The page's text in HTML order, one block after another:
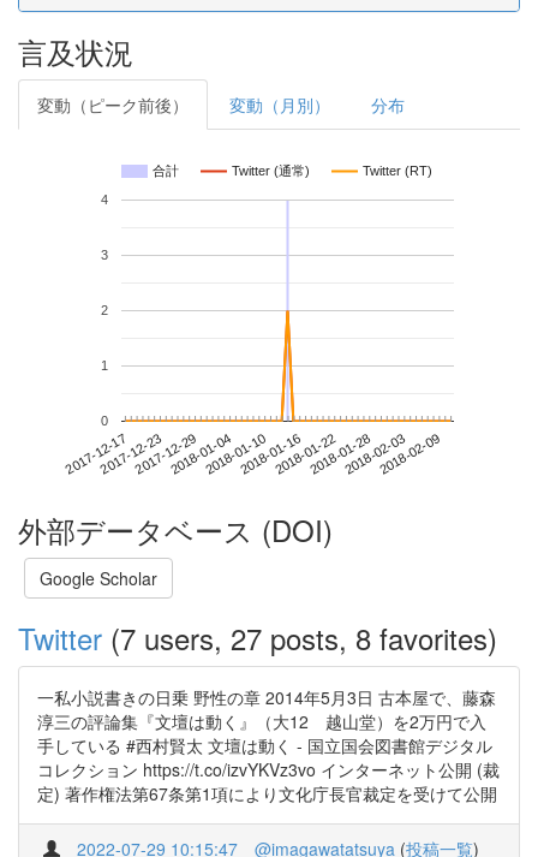
言及状況
変動（ピーク前後） 変動（月別） 分布
合計 Twitter (通常) Twitter (RT)
2017-12-172017-12-232017-12-292018-01-042018-01-102018-01-162018-01-222018-01-282018-02-032018-02-09
0
1
2
3
4
外部データベース (DOI)
Google Scholar
Twitter (7 users, 27 posts, 8 favorites)
一私小説書きの日乗 野性の章 2014年5月3日 古本屋で、藤森
淳三の評論集『文壇は動く』（大12 越山堂）を2万円で入
手している #西村賢太 文壇は動く - 国立国会図書館デジタル
コレクション https://t.co/izvYKVz3vo インターネット公開 (裁
定) 著作権法第67条第1項により文化庁長官裁定を受けて公開
2022-07-29 10:15:47 @imagawatatsuya (投稿一覧)